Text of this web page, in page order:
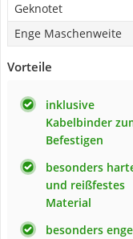
Geknotet
Enge Maschenweite
Vorteile
inklusive
Kabelbinder
Befestigen
besonders
und reißfestes
Material
besonders enge